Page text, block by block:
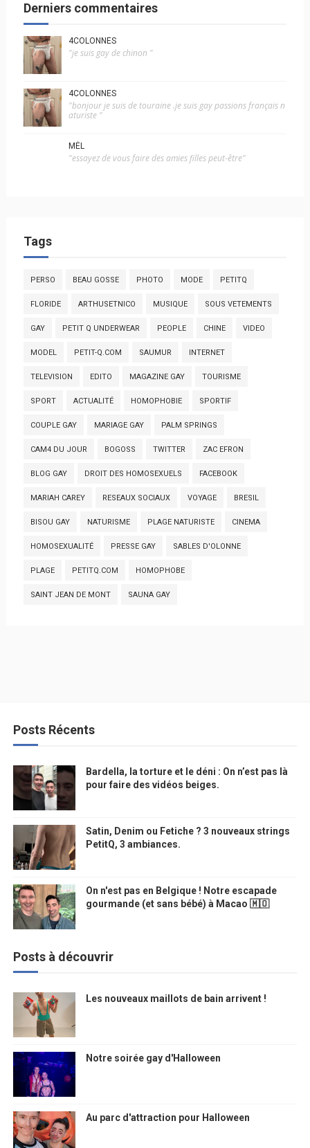
Derniers commentaires
4COLONNES
"je suis gay de chinon "
4COLONNES
"bonjour je suis de touraine .je suis gay passions français n
aturiste "
MÉL
"essayez de vous faire des amies filles peut-être"
Tags
PERSO BEAU GOSSE PHOTO MODE PETITQ
FLORIDE ARTHUSETNICO MUSIQUE SOUS VETEMENTS
GAY PETIT Q UNDERWEAR PEOPLE CHINE VIDEO
MODEL PETIT-Q.COM SAUMUR INTERNET
TELEVISION EDITO MAGAZINE GAY TOURISME
SPORT ACTUALITÉ HOMOPHOBIE SPORTIF
COUPLE GAY MARIAGE GAY PALM SPRINGS
CAM4 DU JOUR BOGOSS TWITTER ZAC EFRON
BLOG GAY DROIT DES HOMOSEXUELS FACEBOOK
MARIAH CAREY RESEAUX SOCIAUX VOYAGE BRESIL
BISOU GAY NATURISME PLAGE NATURISTE CINEMA
HOMOSEXUALITÉ PRESSE GAY SABLES D'OLONNE
PLAGE PETITQ.COM HOMOPHOBE
SAINT JEAN DE MONT SAUNA GAY
Posts Récents
Bardella, la torture et le déni : On n’est pas là
pour faire des vidéos beiges.
Satin, Denim ou Fetiche ? 3 nouveaux strings
PetitQ, 3 ambiances.
On n'est pas en Belgique ! Notre escapade
gourmande (et sans bébé) à Macao 🇲🇴
Posts à découvrir
Les nouveaux maillots de bain arrivent !
Notre soirée gay d'Halloween
Au parc d'attraction pour Halloween